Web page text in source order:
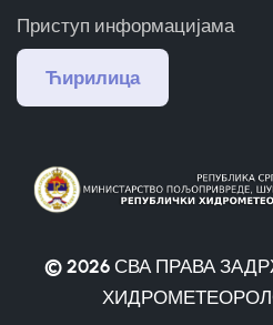
Приступ информацијама
Ћирилица
© 2026СВА ПРАВА